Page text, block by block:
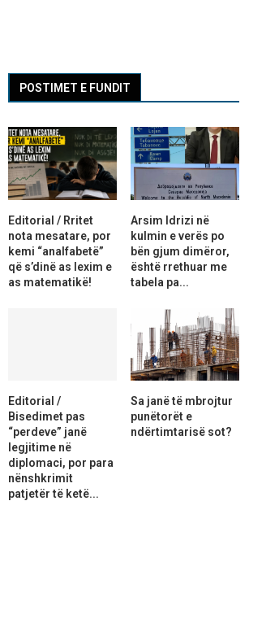
POSTIMET E FUNDIT
Editorial / Rritet
nota mesatare, por
kemi “analfabetë”
që s’dinë as lexim e
as matematikë!
Arsim Idrizi në
kulmin e verës po
bën gjum dimëror,
është rrethuar me
tabela pa...
Editorial /
Bisedimet pas
“perdeve” janë
legjitime në
diplomaci, por para
nënshkrimit
patjetër të ketë...
Sa janë të mbrojtur
punëtorët e
ndërtimtarisë sot?